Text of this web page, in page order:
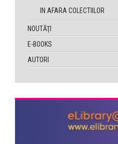
IN AFARA COLECTIILOR
NOUTĂŢI
E-BOOKS
AUTORI